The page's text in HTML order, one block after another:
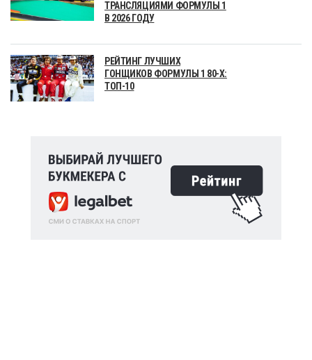
ТРАНСЛЯЦИЯМИ ФОРМУЛЫ 1
В 2026 ГОДУ
РЕЙТИНГ ЛУЧШИХ
ГОНЩИКОВ ФОРМУЛЫ 1 80-Х:
ТОП-10